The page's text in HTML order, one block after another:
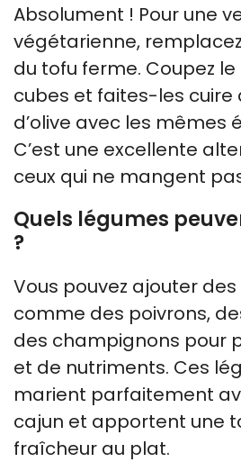
Absolument ! Pour une
végétarienne,
du tofu ferme. Coupez
cubes et faites-les cuire
d’olive avec les mêmes
C’est une excellente
ceux qui ne mangent
Quels légumes
?
Vous pouvez ajouter
comme des poivrons,
des champignons pour
et de nutriments. Ces
marient parfaitement
cajun et apportent une
fraîcheur au plat.